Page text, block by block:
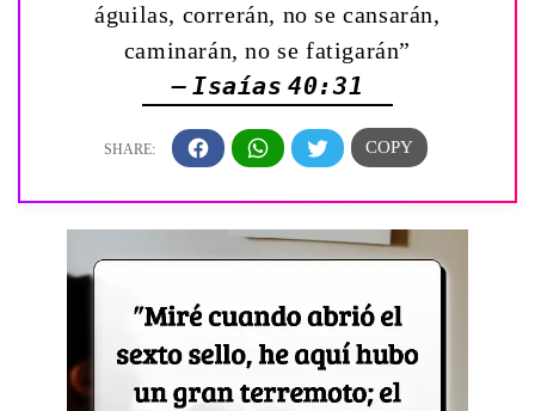
águilas, correrán, no se cansarán,
caminarán, no se fatigarán”
— Isaías 40:31